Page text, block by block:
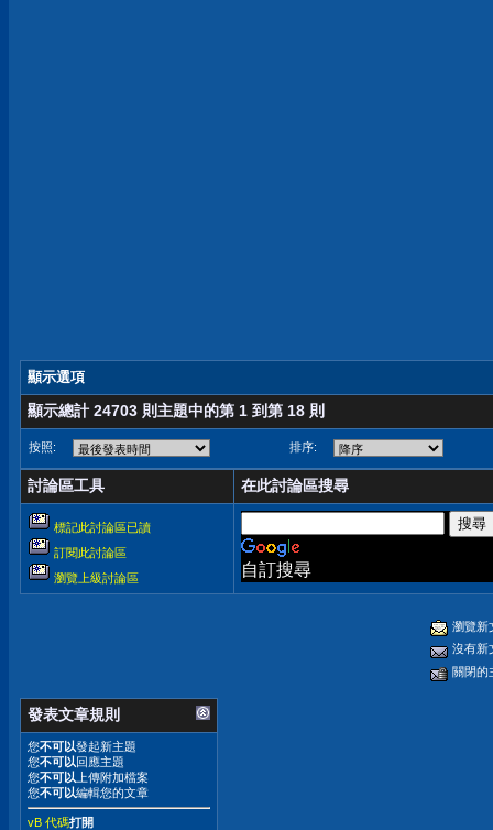
顯示選項
顯示總計 24703 則主題中的第 1 到第 18 則
按照: 排序:
討論區工具 在此討論區搜尋
標記此討論區已讀
訂閱此討論區
瀏覽上級討論區
自訂搜尋
瀏覽新
沒有新
關閉的
發表文章規則
您不可以發起新主題
您不可以回應主題
您不可以 上傳附加檔案
您不可以編輯您的文章
vB 代碼打開